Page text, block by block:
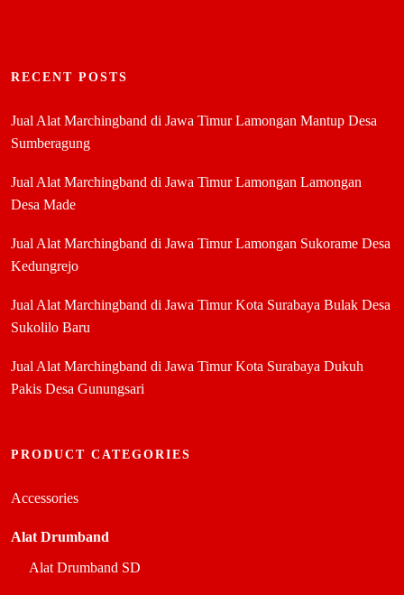
RECENT POSTS
Jual Alat Marchingband di Jawa Timur Lamongan Mantup Desa
Sumberagung
Jual Alat Marchingband di Jawa Timur Lamongan Lamongan
Desa Made
Jual Alat Marchingband di Jawa Timur Lamongan Sukorame Desa
Kedungrejo
Jual Alat Marchingband di Jawa Timur Kota Surabaya Bulak Desa
Sukolilo Baru
Jual Alat Marchingband di Jawa Timur Kota Surabaya Dukuh
Pakis Desa Gunungsari
PRODUCT CATEGORIES
Accessories
Alat Drumband
Alat Drumband SD